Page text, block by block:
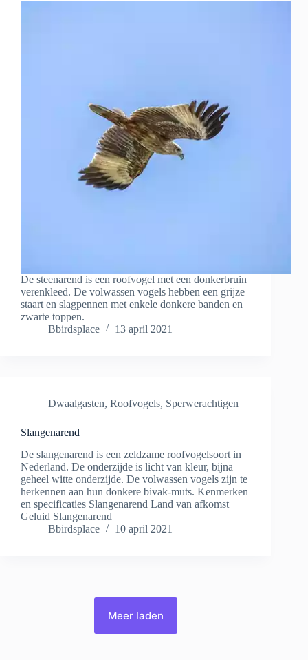
De steenarend is een roofvogel met een donkerbruin
verenkleed. De volwassen vogels hebben een grijze
staart en slagpennen met enkele donkere banden en
zwarte toppen.
Bbirdsplace
13 april 2021
Dwaalgasten, Roofvogels, Sperwerachtigen
Slangenarend
De slangenarend is een zeldzame roofvogelsoort in
Nederland. De onderzijde is licht van kleur, bijna
geheel witte onderzijde. De volwassen vogels zijn te
herkennen aan hun donkere bivak-muts. Kenmerken
en specificaties Slangenarend Land van afkomst
Geluid Slangenarend
Bbirdsplace
10 april 2021
Meer laden